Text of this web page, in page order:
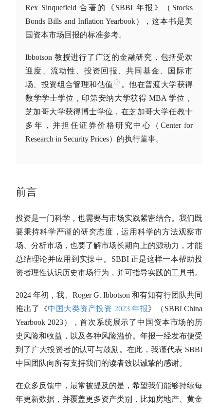
Rex Sinquefield 合著的《SBBI 年报》（Stocks
Bonds Bills and Inflation Yearbook），这本书是美
国资本市场回报的标准参考。
Ibbotson 教授进行了广泛的金融研究，包括受欢
迎度、流动性、投资回报、共同基金、国际市
场、投资组合管理和估值
。他在普渡大学获得
数学学士学位，印第安纳大学获得 MBA 学位，
芝加哥大学获得博士学位，在芝加哥大学任教十
多年，并担任证券价格研究中心（Center for
Research in Security Prices）的执行董事。
前言
投资是一门科学，也需要与市场实践紧密结合。我们既
要秉持科学严谨的研究态度，运用科学的方法观察市
场、分析市场，也要了解市场长期向上的源动力，才能
总结理论并应用到实操中。SBBI 正是这样一本帮助投
资者理性认识历史市场行为，并可指导实践的工具书。
2024 年初，我、Roger G. Ibbotson 和有知有行团队共同
推出了《中国 大类资产投资 2023 年报》（SBBI China
Yearbook 2023），首次系统展示了中国资本市场的历
史风险和收益，以及各种风险溢价。年报一经发布便受
到了广大投资者的认可与鼓励。在此，我谨代表 SBBI
中国团队向所有支持我们的读者致以诚挚的感谢。
在众多反馈中，最常被提及的是，希望我们能够持续每
年更新数据，并覆盖更多资产类别，比如房地产、黄金